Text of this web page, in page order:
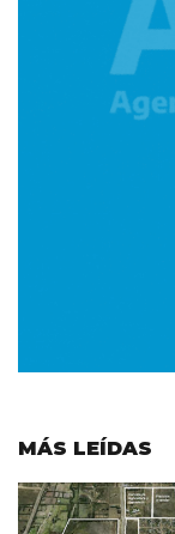
MÁS LEÍDAS
Imagen